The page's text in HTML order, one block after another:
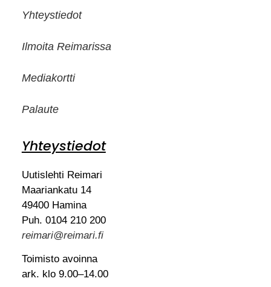
Yhteystiedot
Ilmoita Reimarissa
Mediakortti
Palaute
Yhteystiedot
Uutislehti Reimari
Maariankatu 14
49400 Hamina
Puh. 0104 210 200
reimari@reimari.fi
Toimisto avoinna
ark. klo 9.00–14.00